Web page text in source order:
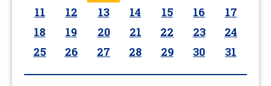
11
12 13 14 15 16
17
18
19 20 21 22 23
24
25
26 27 28 29 30 31